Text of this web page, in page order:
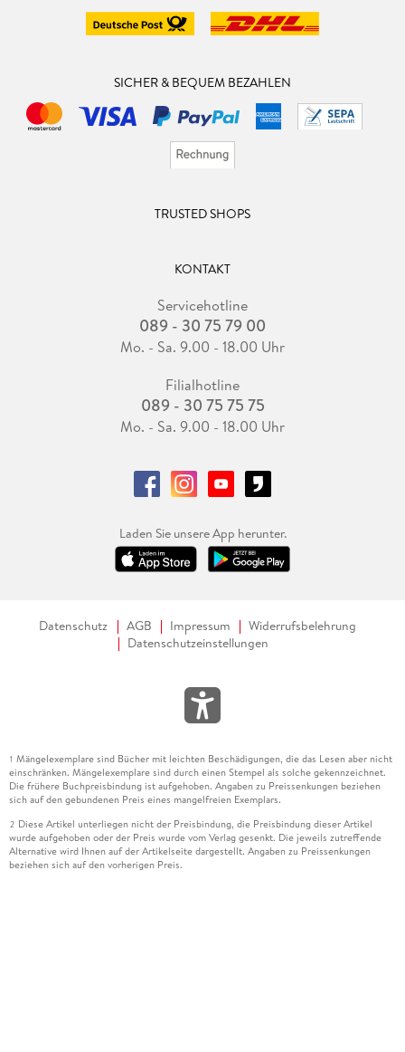
SICHER & BEQUEM BEZAHLEN
TRUSTED SHOPS
KONTAKT
Servicehotline
089 - 30 75 79 00
Mo. - Sa. 9.00 - 18.00 Uhr
Filialhotline
089 - 30 75 75 75
Mo. - Sa. 9.00 - 18.00 Uhr
Laden Sie unsere App herunter.
Datenschutz AGB Impressum
Widerrufsbelehrung
Datenschutzeinstellungen
1 Mängelexemplare sind Bücher mit leichten Beschädigungen, die das Lesen aber nicht
einschränken. Mängelexemplare sind durch einen Stempel als solche gekennzeichnet.
Die frühere Buchpreisbindung ist aufgehoben. Angaben zu Preissenkungen beziehen
sich auf den gebundenen Preis eines mangelfreien Exemplars.
2 Diese Artikel unterliegen nicht der Preisbindung, die Preisbindung dieser Artikel
wurde aufgehoben oder der Preis wurde vom Verlag gesenkt. Die jeweils zutreffende
Alternative wird Ihnen auf der Artikelseite dargestellt. Angaben zu Preissenkungen
beziehen sich auf den vorherigen Preis.